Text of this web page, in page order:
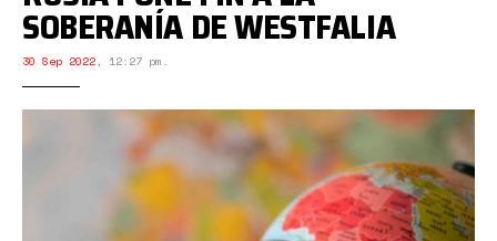
SOBERANÍA DE WESTFALIA
30 Sep 2022, 12:27 pm.